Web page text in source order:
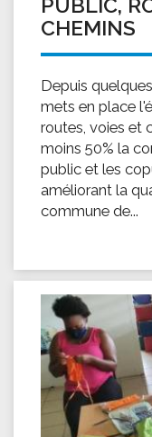
PUBLIC,
CHEMINS
Depuis
mets en place
routes, voies et
moins 50% la
public et les
améliorant la
commune de...